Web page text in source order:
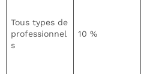
Tous types de
professionnel
s
10 %